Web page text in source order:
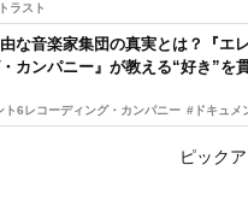
ラスト
な音楽家集団の真実とは？『エ
カンパニー』が教える“好き”を
ト6レコーディング・カンパニー #ドキュメ
ピック